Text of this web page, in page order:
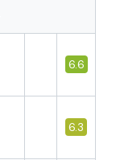
6.6
6.3